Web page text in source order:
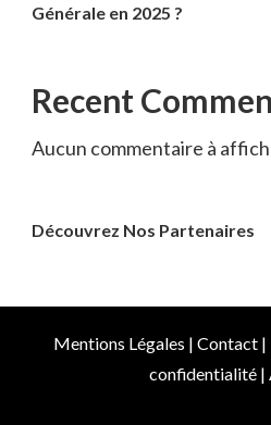
Générale en 2025 ?
Recent
Aucun commentaire à
Découvrez Nos Partenaires
Mentions Légales | Contact|
confidentialité |